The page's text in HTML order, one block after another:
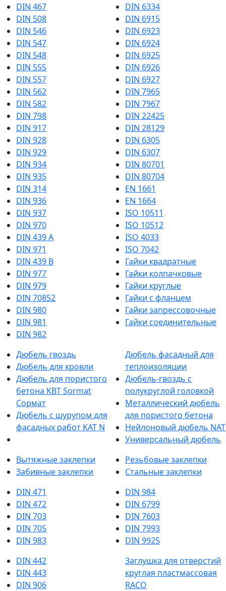
DIN 467
DIN 508
DIN 546
DIN 547
DIN 548
DIN 555
DIN 557
DIN 562
DIN 582
DIN 798
DIN 917
DIN 928
DIN 929
DIN 934
DIN 935
DIN 314
DIN 936
DIN 937
DIN 970
DIN 439 А
DIN 971
DIN 439 В
DIN 977
DIN 979
DIN 70852
DIN 980
DIN 981
DIN 982
DIN 6334
DIN 6915
DIN 6923
DIN 6924
DIN 6925
DIN 6926
DIN 6927
DIN 7965
DIN 7967
DIN 22425
DIN 28129
DIN 6305
DIN 6307
DIN 80701
DIN 80704
EN 1661
EN 1664
ISO 10511
ISO 10512
ISO 4033
ISO 7042
Гайки квадратные
Гайки колпачковые
Гайки круглые
Гайки с фланцем
Гайки запрессовочные
Гайки соединительные
Дюбель гвоздь
Дюбель для кровли
Дюбель для пористого
бетона KBT Sormat
Сормат
Дюбель с шурупом для
фасадных работ KAT N
Дюбель фасадный для
теплоизоляции
Дюбель-гвоздь с
полукруглой головкой
Металлический дюбель
для пористого бетона
Нейлоновый дюбель NAT
Универсальный дюбель
Вытяжные заклепки
Забивные заклепки
Резьбовые заклепки
Стальные заклепки
DIN 471
DIN 472
DIN 703
DIN 705
DIN 983
DIN 984
DIN 6799
DIN 7603
DIN 7993
DIN 9925
DIN 442
DIN 443
DIN 906
Заглушка для отверстий
круглая пластмассовая
RACO